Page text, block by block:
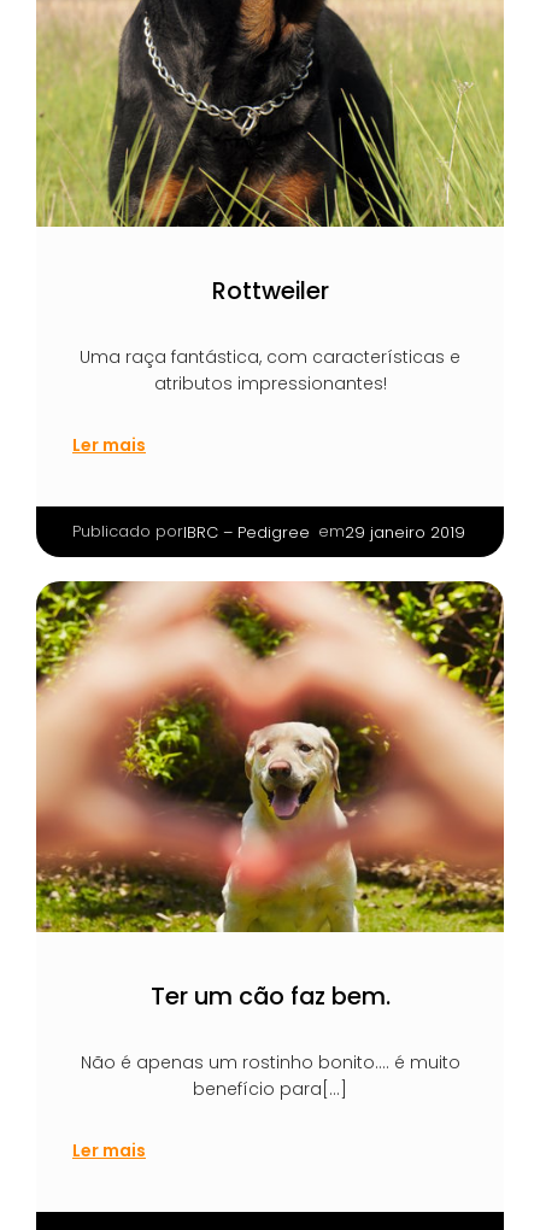
Rottweiler
Uma raça fantástica, com características e
atributos impressionantes!
Ler mais
Publicado porIBRC – Pedigree em29 janeiro 2019
Ter um cão faz bem.
Não é apenas um rostinho bonito…. é muito
benefício para[…]
Ler mais